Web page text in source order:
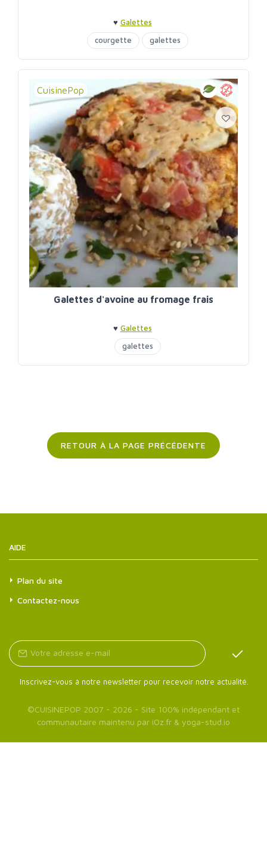
♥ Galettes
courgette
galettes
CuisinePop
Galettes d'avoine au fromage frais
♥ Galettes
galettes
RETOUR À LA PAGE PRÉCÉDENTE
AIDE
Plan du site
Contactez-nous
Inscrivez-vous à notre newsletter pour recevoir notre actualité.
©CUISINEPOP 2007 - 2026 - Site 100% indépendant et
communautaire maintenu par iOz.fr & yoga-stud.io